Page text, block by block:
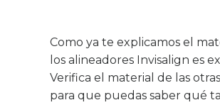
Como ya te explicamos el
los alineadores Invisalign es
Verifica el material de las
para que puedas saber qué